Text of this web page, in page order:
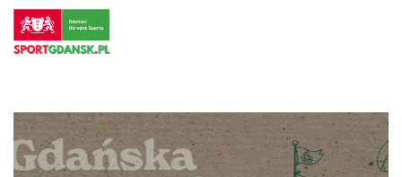
Przejdź
do
Przejdź
do